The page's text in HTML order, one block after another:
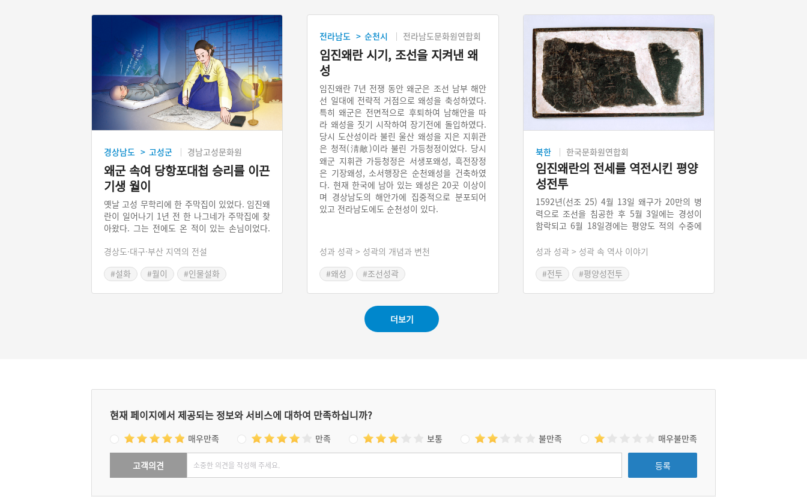
경상남도 > 고성군 경남고성문화원
왜군 속여 당항포대첩 승리를 이끈
기생 월이
옛날 고성 무학리에 한 주막집이 있었다. 임진왜
란이 일어나기 1년 전 한 나그네가 주막집에 찾
아왔다. 그는 전에도 온 적이 있는 손님이었다.
억하고 있었다. 그 나그네는 조선을 염탐하러 온
간첩이었다. 간첩이 술에 몹시 취하여 고꾸라지
면서 품속에 있던 보자기가 튀어나왔다. 월이가
경상도·대구·부산 지역의 전설
#설화
#월이
#인물설화
전라남도 > 순천시 전라남도문화원연합회
임진왜란 시기, 조선을 지켜낸 왜
성
임진왜란 7년 전쟁 동안 왜군은 조선 남부 해안
선 일대에 전략적 거점으로 왜성을 축성하였다.
특히 왜군은 전면적으로 후퇴하여 남해안을 따
라 왜성을 짓기 시작하여 장기전에 돌입하였다.
당시 도산성이라 불린 울산 왜성을 지은 지휘관
은 청적(淸敵)이라 불린 가등청정이었다. 당시
왜군 지휘관 가등청정은 서생포왜성, 흑전장정
은 기장왜성, 소서행장은 순천왜성을 건축하였
다. 현재 한국에 남아 있는 왜성은 20곳 이상이
며 경상남도의 해안가에 집중적으로 분포되어
있고 전라남도에도 순천성이 있다.
성과 성곽 > 성곽의 개념과 변천
#왜성
#조선성곽
북한 한국문화원연합회
임진왜란의 전세를 역전시킨 평양
성전투
1592년(선조 25) 4월 13일 왜구가 20만의 병
력으로 조선을 침공한 후 5월 3일에는 경성이
함락되고 6월 18일경에는 평양도 적의 수중에
탈환 전투가 벌어졌다. 아비규환의 전투 끝에 평
여러 군사가 승세를 틈타 앞다투어 진격하니 기
적들이 형세가 위축되어 달아나 여러 막사(幕
성과 성곽 > 성곽 속 역사 이야기
#전투
#평양성전투
더보기
현재 페이지에서 제공되는 정보와 서비스에 대하여 만족하십니까?
매우만족 만족 보통 불만족 매우불만족
고객의견 등록